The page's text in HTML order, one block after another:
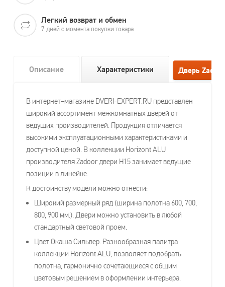
Легкий возврат и обмен
7 дней с момента покупки товара
Описание Характеристики
В интернет–магазине DVERI-EXPERT.RU представлен
широкий ассортимент межкомнатных дверей от
ведущих производителей. Продукция отличается
высокими эксплуатационными характеристиками и
доступной ценой. В коллекции Horizont ALU
производителя Zadoor двери H15 занимает ведущие
позиции в линейке.
К достоинству модели можно отнести:
Широкий размерный ряд (ширина полотна 600, 700,
800, 900 мм.). Двери можно установить в любой
стандартный световой проем.
Цвет Окаша Сильвер. Разнообразная палитра
коллекции Horizont ALU, позволяет подобрать
полотна, гармонично сочетающиеся с общим
цветовым решением в оформлении интерьера.